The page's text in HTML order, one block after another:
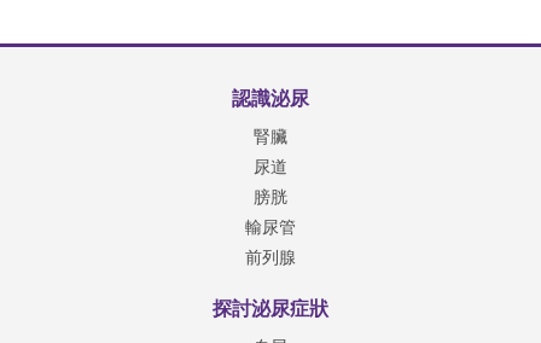
認識泌尿
腎臟
尿道
膀胱
輸尿管
前列腺
探討泌尿症狀